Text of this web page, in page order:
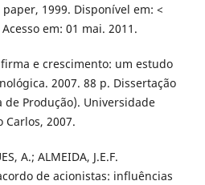
1999. Disponível em: <
Acesso em: 01 mai. 2011.
firma e crescimento: um estudo
2007. 88 p. Dissertação
Produção). Universidade
Carlos, 2007.
A.; ALMEIDA, J.E.F.
de acionistas: influências